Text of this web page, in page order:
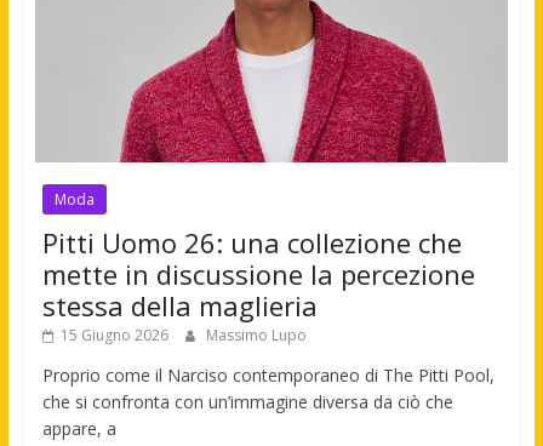
Moda
Pitti Uomo 26: una collezione che
mette in discussione la percezione
stessa della maglieria
15 Giugno 2026 Massimo Lupo
Proprio come il Narciso contemporaneo di The Pitti Pool,
che si confronta con un’immagine diversa da ciò che
appare, a